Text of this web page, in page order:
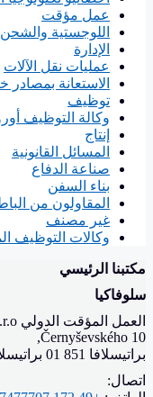
عمل مؤقت
اللوجستية والشحن
الإدارة
عمليات نقل الآلات
الاستعانة بمصادر
توظيف
وكالة التوظيف
إنتاج
المسائل القانونية
صناعة الدفاع
بناء السفن
المقاولون من
غير مصنف
وكالات التوظيف
مكتبنا الرئيسي
سلوفاكيا
العمل المؤقت الدولي s.r.o.
Černyševského 10,
براتيسلافا 851 01 براتيسلافا
اتصال: